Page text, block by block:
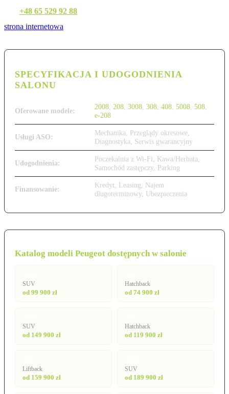
+48 65 529 92 88
strona internetowa
SPECYFIKACJA I UDOGODNIENIA
SALONU
Oferowane modele: 2008 208 3008 308 408 5008 508
e-208
Usługi ASO:
Mechanika, Przeglądy okresowe,
Diagnostyka, Serwis gwarancyjny
Udogodnienia:
Poczekalnia z Wi-Fi, Kawa/Herbata,
Samochód zastępczy, Parking
Finansowanie:
Kredyt, Leasing, Najem
długoterminowy, Ubezpieczenia
Katalog modeli Peugeot dostępnych w salonie
SUV
od 99 900 zł
Hatchback
od 74 900 zł
SUV
od 149 900 zł
Hatchback
od 119 900 zł
Liftback
od 159 900 zł
SUV
od 189 900 zł